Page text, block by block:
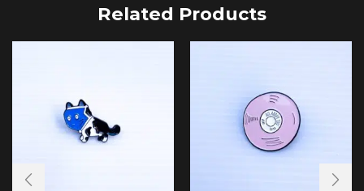
Related Products